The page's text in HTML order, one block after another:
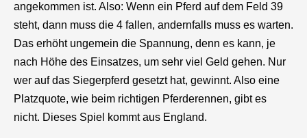
angekommen ist. Also: Wenn ein Pferd auf dem Feld 39
steht, dann muss die 4 fallen, andernfalls muss es warten.
Das erhöht ungemein die Spannung, denn es kann, je
nach Höhe des Einsatzes, um sehr viel Geld gehen. Nur
wer auf das Siegerpferd gesetzt hat, gewinnt. Also eine
Platzquote, wie beim richtigen Pferderennen, gibt es
nicht. Dieses Spiel kommt aus England.